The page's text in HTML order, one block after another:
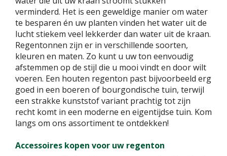
verminderd. Het is een geweldige manier om water
te besparen én uw planten vinden het water uit de
lucht stiekem veel lekkerder dan water uit de kraan.
Regentonnen zijn er in verschillende soorten,
kleuren en maten. Zo kunt u uw ton eenvoudig
afstemmen op de stijl die u mooi vindt en door wilt
voeren. Een houten regenton past bijvoorbeeld erg
goed in een boeren of bourgondische tuin, terwijl
een strakke kunststof variant prachtig tot zijn
recht komt in een moderne en eigentijdse tuin. Kom
langs om ons assortiment te ontdekken!
Accessoires kopen voor uw regenton